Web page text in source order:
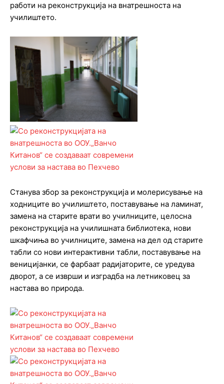
работи на реконструкција на внатрешноста на
училиштето.
Станува збор за реконструкција и молерисување на
ходниците во училиштето, поставување на ламинат,
замена на старите врати во училниците, целосна
реконструкција на училишната библиотека, нови
шкафчиња во училниците, замена на дел од старите
табли со нови интерактивни табли, поставување на
веницијанки, се фарбаат радијаторите, се уредува
дворот, а се изврши и изградба на летниковец за
настава во природа.